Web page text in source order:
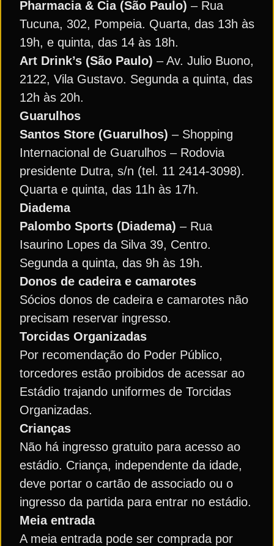
Pharmacia & Cia (São Paulo) – Rua
Tucuna, 302, Pompeia. Quarta, das 13h às
19h, e quinta, das 14 às 18h.
Art Drink’s (São Paulo) – Av. Julio Buono,
2122, Vila Gustavo. Segunda a quinta, das
12h às 20h.
Guarulhos
Santos Store (Guarulhos) – Shopping
Internacional de Guarulhos – Rodovia
presidente Dutra, s/n (tel. 11 2414-3098).
Quarta e quinta, das 11h às 17h.
Diadema
Palombo Sports (Diadema) – Rua
Isaurino Lopes da Silva 39, Centro.
Segunda a quinta, das 9h às 19h.
Donos de cadeira e camarotes
Sócios donos de cadeira e camarotes não
precisam reservar ingresso.
Torcidas Organizadas
Por recomendação do Poder Público,
torcedores estão proibidos de acessar ao
Estádio trajando uniformes de Torcidas
Organizadas.
Crianças
Não há ingresso gratuito para acesso ao
estádio. Criança, independente da idade,
deve portar o cartão de associado ou o
ingresso da partida para entrar no estádio.
Meia entrada
A meia entrada pode ser comprada por